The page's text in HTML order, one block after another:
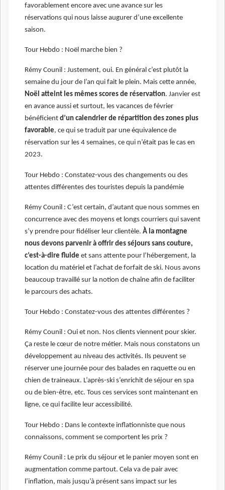
favorablement encore avec une avance sur les
réservations qui nous laisse augurer d’une excellente
saison.
Tour Hebdo : Noël marche bien ?
Rémy Counil : Justement, oui. En général c’est plutôt la
semaine du jour de l’an qui fait le plein. Mais cette année,
Noël atteint les mêmes scores de réservation. Janvier est
en avance aussi et surtout, les vacances de février
bénéficient d’un calendrier de répartition des zones plus
favorable, ce qui se traduit par une équivalence de
réservation sur les 4 semaines, ce qui n’était pas le cas en
2023.
Tour Hebdo : Constatez-vous des changements ou des
attentes différentes des touristes depuis la pandémie
Rémy Counil : C’est certain, d’autant que nous sommes en
concurrence avec des moyens et longs courriers qui savent
s’y prendre pour fidéliser leur clientèle. À la montagne
nous devons parvenir à offrir des séjours sans couture,
c’est-à-dire fluide et sans attente pour l’hébergement, la
location du matériel et l’achat de forfait de ski. Nous avons
beaucoup travaillé sur la notion de chaîne afin de faciliter
le parcours des achats.
Tour Hebdo : Constatez-vous des attentes différentes ?
Rémy Counil : Oui et non. Nos clients viennent pour skier.
Ça reste le cœur de notre métier. Mais nous constatons un
développement au niveau des activités. Ils peuvent se
réserver une journée pour des balades en raquette ou en
chien de traineaux. L’après-ski s’enrichit de séjour en spa
ou de bien-être, etc. Tous ces services sont maintenant en
ligne, ce qui facilite leur accessibilité.
Tour Hebdo : Dans le contexte inflationniste que nous
connaissons, comment se comportent les prix ?
Rémy Counil : Le prix du séjour et le panier moyen sont en
augmentation comme partout. Cela va de pair avec
l’inflation, mais jusqu’à présent sans impact sur les